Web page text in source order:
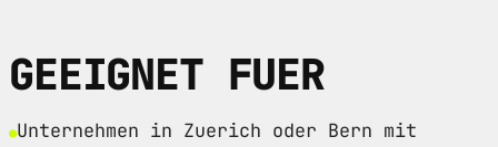
GEEIGNET FUER
Unternehmen in Zuerich oder Bern mit